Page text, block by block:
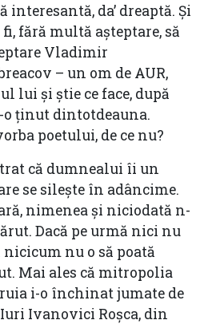
interesantă, da’ dreaptă. Și
fără multă așteptare, să
Vladimir
– un om de AUR,
lui și știe ce face, după
o ținut dintotdeauna.
poetului, de ce nu?
că dumnealui îi un
se silește în adâncime.
nimenea și niciodată n-
Dacă pe urmă nici nu
nu o să poată
Mai ales că mitropolia
i-o închinat jumate de
Ivanovici Roșca, din